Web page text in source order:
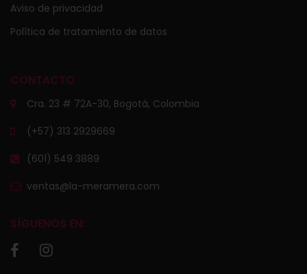
Aviso de privacidad
Política de tratamiento de datos
CONTACTO
Cra. 23 # 72A-30, Bogotá, Colombia
(+57) 313 2929669
(601) 549 3889
ventas@la-meramera.com
SÍGUENOS EN: